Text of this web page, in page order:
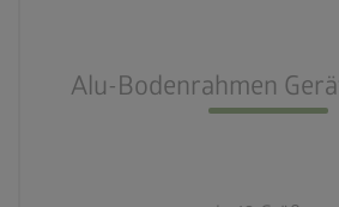
Alu-Bodenrahmen